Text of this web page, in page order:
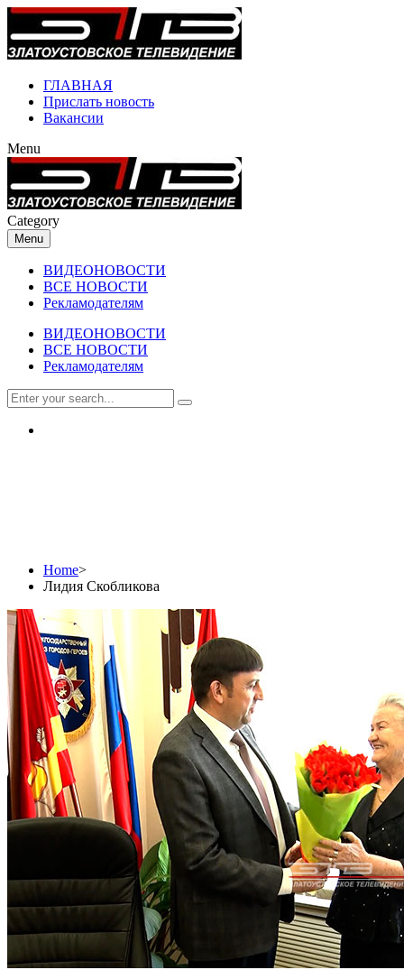
ГЛАВНАЯ
Прислать новость
Вакансии
Menu
Category
Menu
ВИДЕОНОВОСТИ
ВСЕ НОВОСТИ
Рекламодателям
ВИДЕОНОВОСТИ
ВСЕ НОВОСТИ
Рекламодателям
Home>
Лидия Скобликова